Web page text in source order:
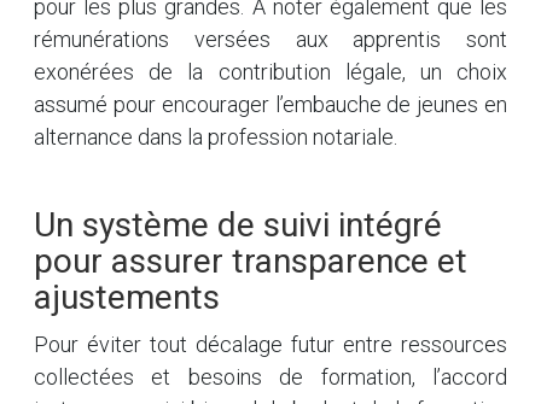
pour les plus grandes. À noter également que les
rémunérations versées aux apprentis sont
exonérées de la contribution légale, un choix
assumé pour encourager l’embauche de jeunes en
alternance dans la profession notariale.
Un système de suivi intégré
pour assurer transparence et
ajustements
Pour éviter tout décalage futur entre ressources
collectées et besoins de formation, l’accord